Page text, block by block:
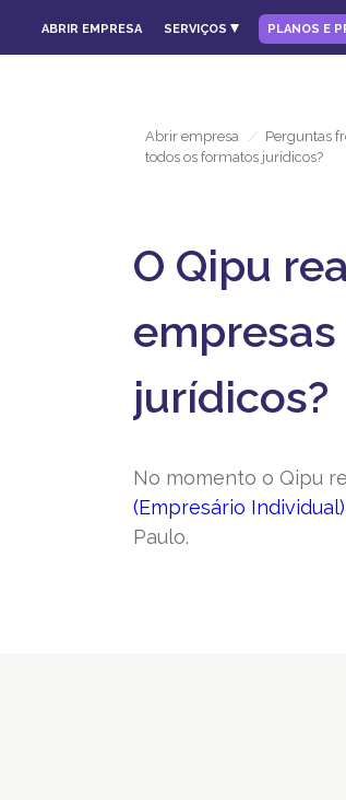
ABRIR EMPRESA SERVIÇOS PLANOS E
Abrir empresa / Perguntas
todos os formatos jurídicos?
O Qipu
jurídicos?
No momento o Qipu
(Empresário Individual)
Paulo.